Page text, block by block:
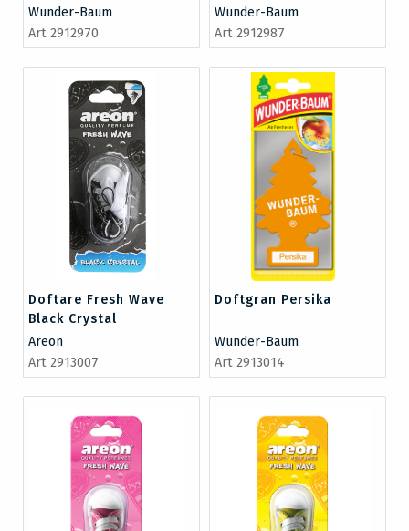
Wunder-Baum
Art 2912970
Wunder-Baum
Art 2912987
Doftare Fresh Wave
Black Crystal
Areon
Art 2913007
Doftgran Persika
Wunder-Baum
Art 2913014